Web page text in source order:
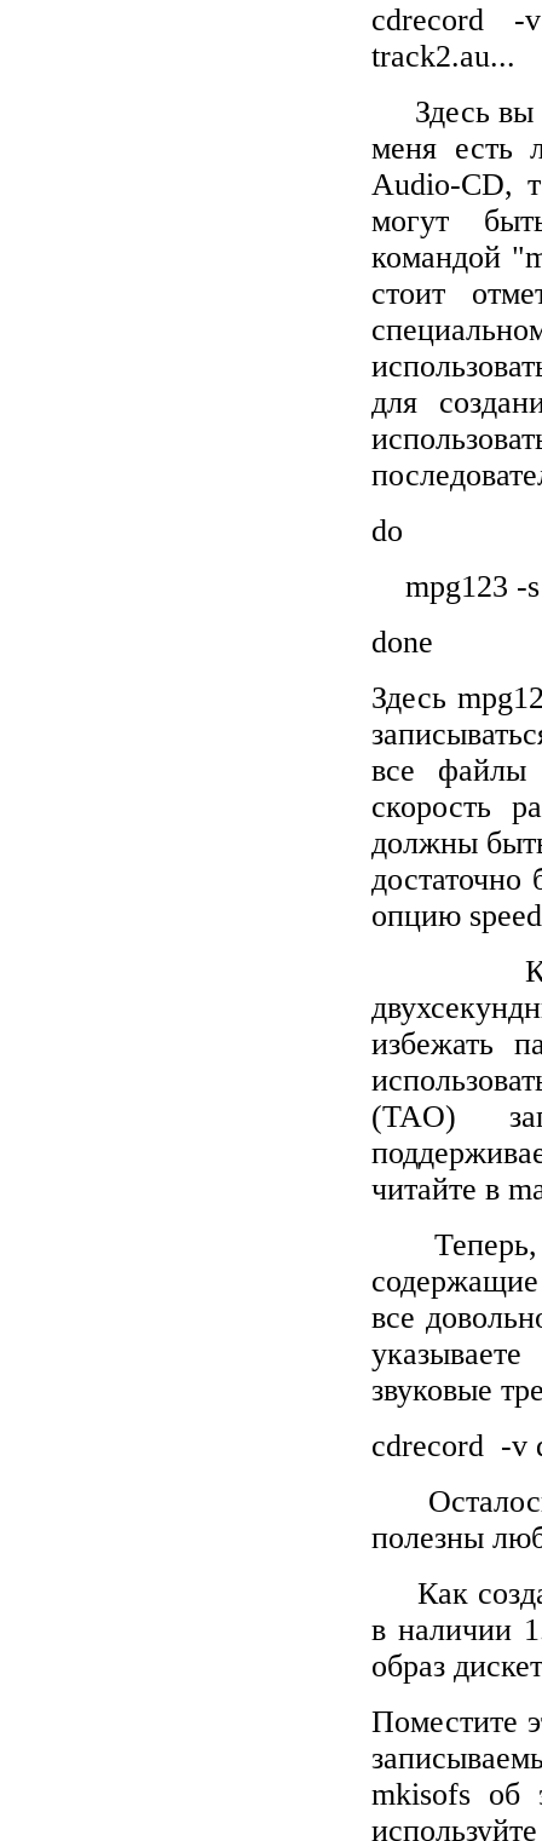
cdrecord -
track2.au...
Здесь
меня есть
Audio-CD,
могут
командой
стоит
для
do
mpg123 -
done
Здесь mpg
все файлы
скорость
должны
достаточно
опцию
избежать
(TAO)
читайте в
все
звуковые
cdrecord -v
полезны
Как
в наличии
образ
Поместите
mkisofs об